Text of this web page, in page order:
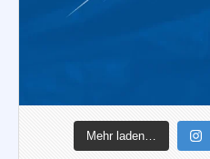
Mehr laden…